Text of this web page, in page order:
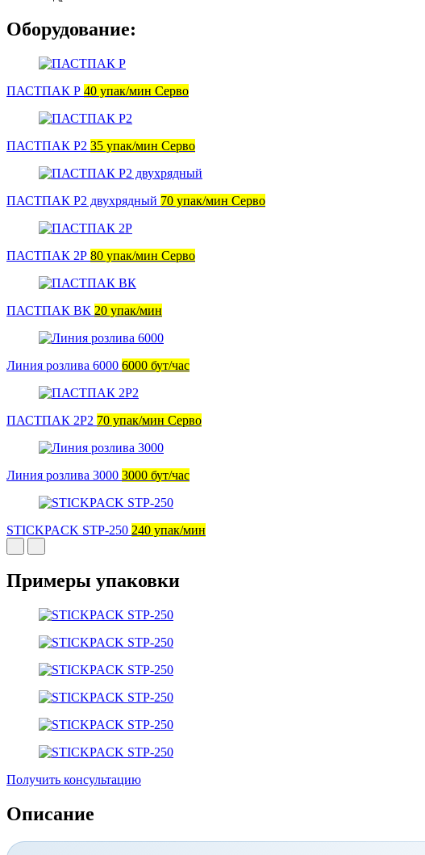
Оборудование:
ПАСТПАК Р 40 упак/мин Серво
ПАСТПАК Р2 35 упак/мин Серво
ПАСТПАК Р2 двухрядный 70 упак/мин Серво
ПАСТПАК 2Р 80 упак/мин Серво
ПАСТПАК ВК 20 упак/мин
Линия розлива 6000 6000 бут/час
ПАСТПАК 2Р2 70 упак/мин Серво
Линия розлива 3000 3000 бут/час
STICKPACK STP-250 240 упак/мин
Примеры упаковки
Получить консультацию
Описание